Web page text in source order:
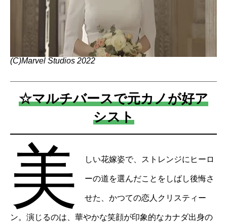
(C)Marvel Studios 2022
☆マルチバースで元カノが好ア
シスト
美 しい花嫁姿で、ストレンジにヒーロ
ーの道を選んだことをしばし後悔さ
せた、かつての恋人クリスティー
ン。演じるのは、華やかな笑顔が印象的なカナダ出身の